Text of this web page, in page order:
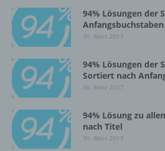
94% Lösungen der
Anfangsbuchstaben
30. März 2017
94% Lösungen der
Sortiert nach
30. März 2017
94% Lösung zu
nach Titel
30. März 2017
Verarbeitung
darin besteht, dass diese
personenbezogenen Daten
werden, um bestimmte
zu bewerten,
bezüglich Arbeitsleistung,
Lage, Gesundheit,
Interessen, Zuverlässigkeit,
Aufenthaltsort oder
natürlichen Person zu
vorherzusagen.